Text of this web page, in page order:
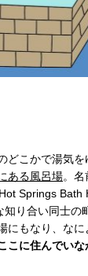
どこかで湯気
ある風呂場。名
Springs Bath
り合い同士の
にもなり、な
こに住んでいな